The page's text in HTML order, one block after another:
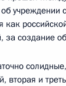
учреждении
как
за создание
вторая и